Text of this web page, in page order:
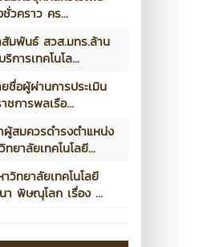
วคราว คร...
สัมพันธ์ สวส.มทร.ล้าน
การเทคโนโล...
ชื่อผู้ผ่านการประเมิน
ชการพลเรือ...
ผู้สมควรดำรงตำแหน่ง
ยาลัยเทคโนโลยี...
วิทยาลัยเทคโนโลยี
า พิษณุโลก เรื่อง ...